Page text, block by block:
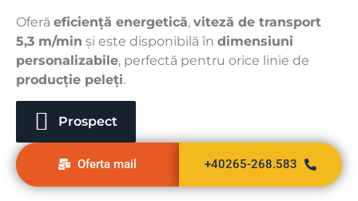
Oferă eficiență energetică, viteză de transport
5,3 m/min și este disponibilă în dimensiuni
personalizabile, perfectă pentru orice linie de
producție peleți.
Prospect
Oferta mail +40265-268.583